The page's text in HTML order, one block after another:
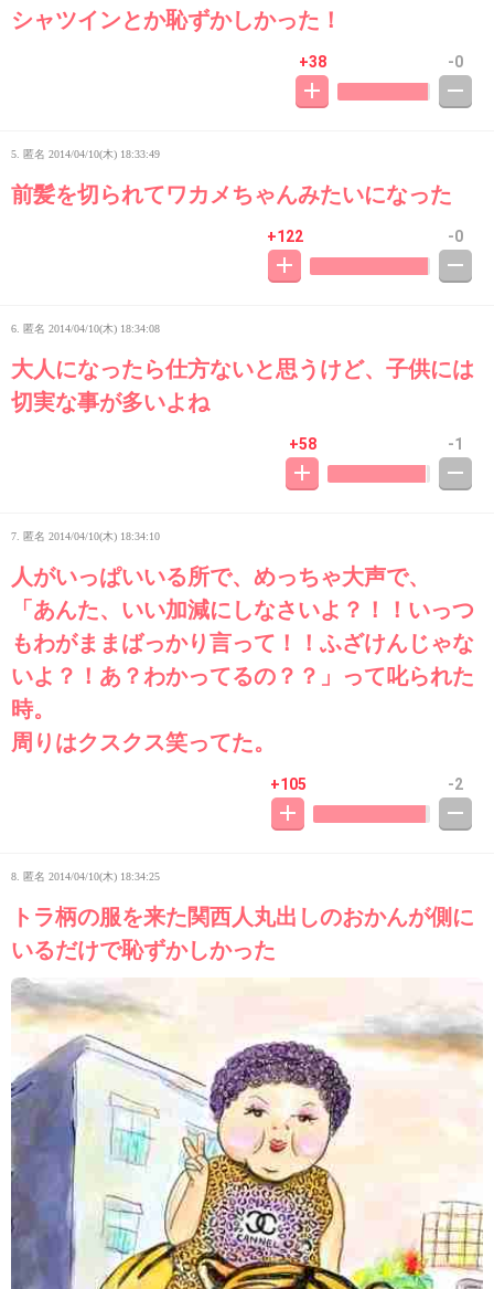
シャツインとか恥ずかしかった！
+38 -0
5. 匿名 2014/04/10(木) 18:33:49
前髪を切られてワカメちゃんみたいになった
+122 -0
6. 匿名 2014/04/10(木) 18:34:08
大人になったら仕方ないと思うけど、子供には
切実な事が多いよね
+58 -1
7. 匿名 2014/04/10(木) 18:34:10
人がいっぱいいる所で、めっちゃ大声で、
「あんた、いい加減にしなさいよ？！！いっつ
もわがままばっかり言って！！ふざけんじゃな
いよ？！あ？わかってるの？？」って叱られた
時。
周りはクスクス笑ってた。
+105 -2
8. 匿名 2014/04/10(木) 18:34:25
トラ柄の服を来た関西人丸出しのおかんが側に
いるだけで恥ずかしかった